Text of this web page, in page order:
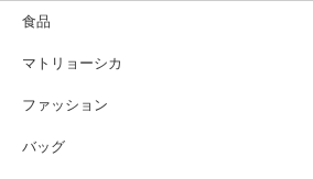
食品
マトリョーシカ
ファッション
バッグ